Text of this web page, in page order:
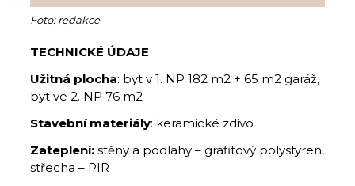
Foto: redakce
TECHNICKÉ ÚDAJE
Užitná plocha: byt v 1. NP 182 m2 + 65 m2 garáž,
byt ve 2. NP 76 m2
Stavební materiály: keramické zdivo
Zateplení: stěny a podlahy – grafitový polystyren,
střecha – PIR